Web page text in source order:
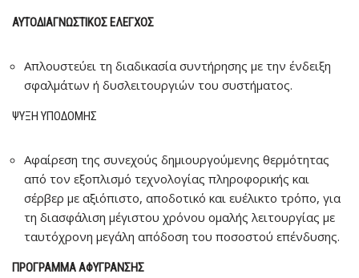
ΑΥΤΟΔΙΑΓΝΩΣΤΙΚΌΣ ΈΛΕΓΧΟΣ
Απλουστεύει τη διαδικασία συντήρησης με την ένδειξη
σφαλμάτων ή δυσλειτουργιών του συστήματος.
ΨΎΞΗ ΥΠΟΔΟΜΉΣ
Αφαίρεση της συνεχούς δημιουργούμενης θερμότητας
από τον εξοπλισμό τεχνολογίας πληροφορικής και
σέρβερ με αξιόπιστο, αποδοτικό και ευέλικτο τρόπο, για
τη διασφάλιση μέγιστου χρόνου ομαλής λειτουργίας με
ταυτόχρονη μεγάλη απόδοση του ποσοστού επένδυσης.
ΠΡΌΓΡΑΜΜΑ ΑΦΎΓΡΑΝΣΗΣ